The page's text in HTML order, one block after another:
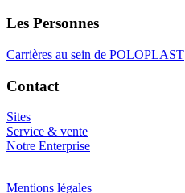
Les Personnes
Carrières au sein de POLOPLAST
Contact
Sites
Service & vente
Notre Enterprise
Mentions légales